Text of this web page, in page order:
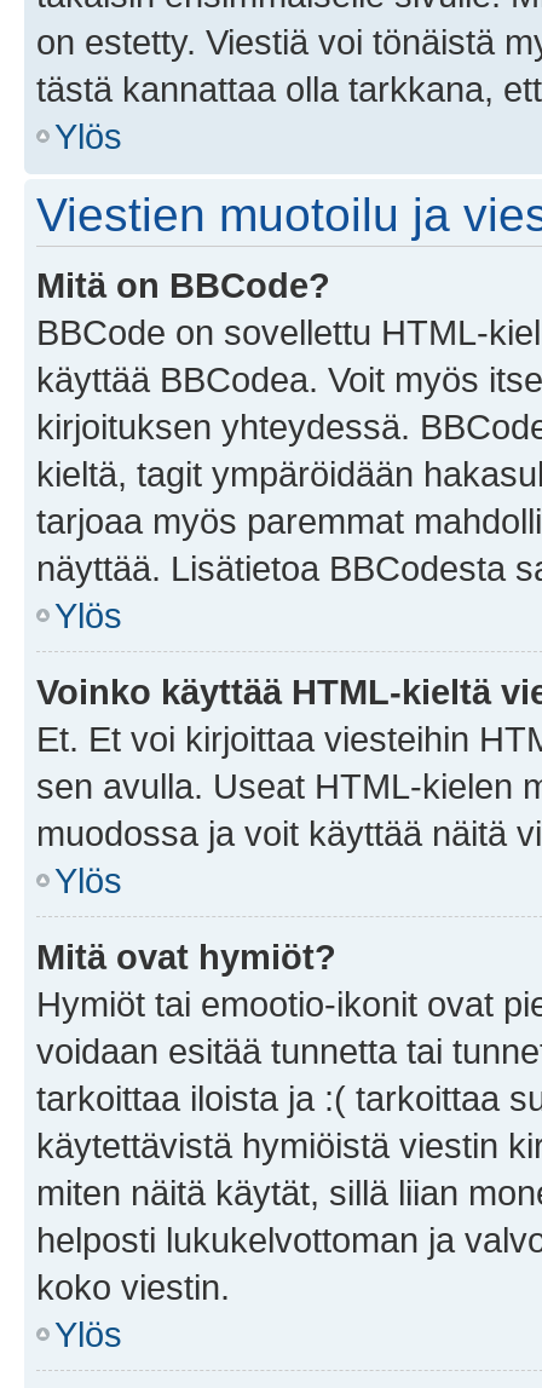
on estetty. Viestiä voi tönäistä
tästä kannattaa olla tarkkana,
Ylös
Viestien muotoilu ja
Mitä on BBCode?
BBCode on sovellettu HTML-
käyttää BBCodea. Voit myös
kirjoituksen yhteydessä.
kieltä, tagit ympäröidään
tarjoaa myös paremmat
näyttää. Lisätietoa BBCodesta
Ylös
Voinko käyttää HTML-kieltä
Et. Et voi kirjoittaa viesteihin
sen avulla. Useat HTML-kielen
muodossa ja voit käyttää näitä
Ylös
Mitä ovat hymiöt?
Hymiöt tai emootio-ikonit ovat
voidaan esitää tunnetta tai
tarkoittaa iloista ja :( tarkoittaa
käytettävistä hymiöistä viestin
miten näitä käytät, sillä liian
helposti lukukelvottoman ja
koko viestin.
Ylös